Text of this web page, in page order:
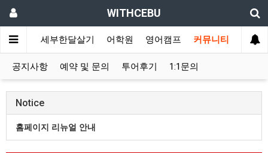
WITHCEBU
빌라 세부한달살기 어학원 영어캠프 커뮤니티
공지사항 예약 및 문의 투어후기 1:1문의
Notice
홈페이지 리뉴얼 안내